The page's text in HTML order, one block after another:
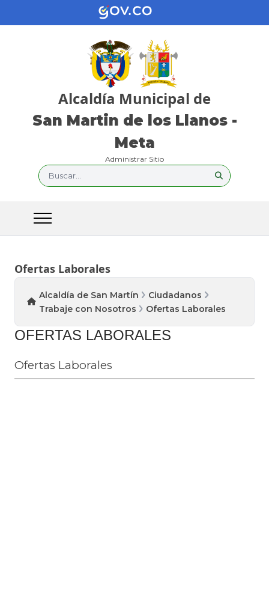
Alcaldía Municipal de
San Martin de los Llanos -
Meta
Administrar Sitio
Buscar...
Ofertas Laborales
Alcaldía de San Martín
Ciudadanos
Trabaje con Nosotros
Ofertas Laborales
OFERTAS LABORALES
Ofertas Laborales